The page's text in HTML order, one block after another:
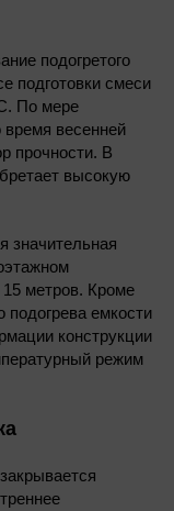
подогретого
подготовки смеси
По мере
время весенней
прочности. В
высокую
значительная
15 метров. Кроме
подогрева емкости
конструкции
режим